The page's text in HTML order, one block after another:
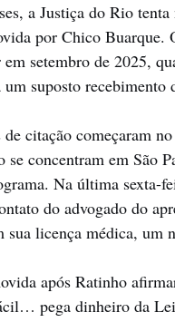
a Justiça do Rio
por Chico Buarque.
setembro de 2025,
suposto recebimento
citação começaram
se concentram em São
Na última
do advogado do
sua licença médica, um
após Ratinho
pega dinheiro da